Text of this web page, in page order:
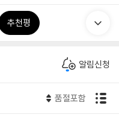
추천평
알림신청
품절포함